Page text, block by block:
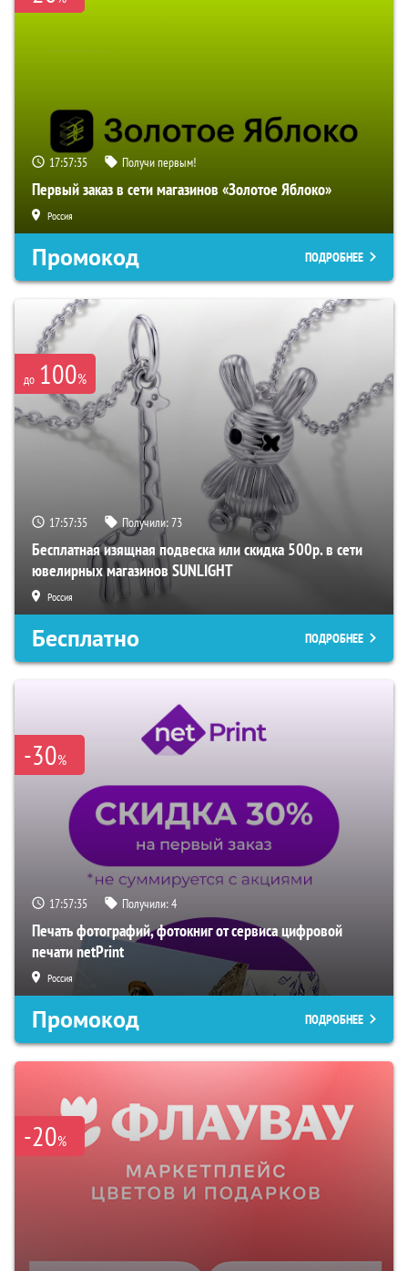
17:57:34 Получи первым!
Первый заказ в сети магазинов «Золотое Яблоко»
Россия
Промокод ПОДРОБНЕЕ
до 100%
17:57:34 Получили:73
Бесплатная изящная подвеска или скидка 500р. в сети
ювелирных магазинов SUNLIGHT
Россия
Бесплатно ПОДРОБНЕЕ
-30%
17:57:34 Получили:4
Печать фотографий, фотокниг от сервиса цифровой
печати netPrint
Россия
Промокод ПОДРОБНЕЕ
-20%